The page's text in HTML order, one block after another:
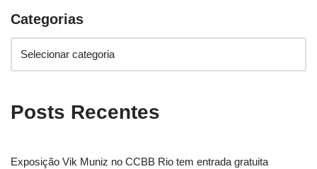
Categorias
Posts Recentes
Exposição Vik Muniz no CCBB Rio tem entrada gratuita